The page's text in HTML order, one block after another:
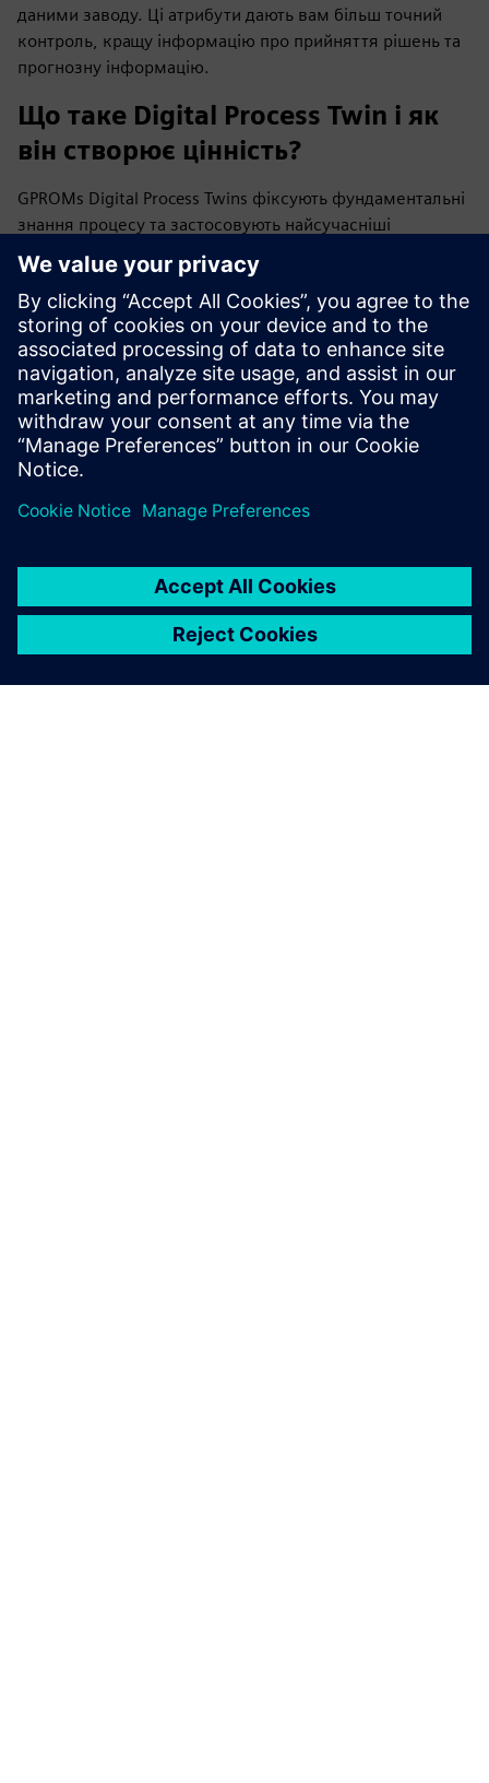
даними заводу. Ці атрибути дають вам більш точний
контроль, кращу інформацію про прийняття рішень та
прогнозну інформацію.
Що таке Digital Process Twin і як
він створює цінність?
GPROMs Digital Process Twins фіксують фундаментальні
знання процесу та застосовують найсучасніші
математичні методи для швидкого та точного аналізу
та оптимізації проектування або роботи процесу.
Оптимізація процесу або дизайну продукту може
зафіксувати вартість протягом усього терміну
виробництва - у деяких випадках становить мільярди
доларів. Оптимізація роботи заводу створює постійну
цінність завдяки підвищенню продуктивності та
ефективності.
Як GPROMs допомагають
GProms використовує високоточні цифрові близнюки
для імітації реальних умов процесу. Ці математичні
моделі фізичного процесу в поєднанні з історичними
даними заводу в режимі реального часу допомагають
операторам краще ознайомитися з працездатністю